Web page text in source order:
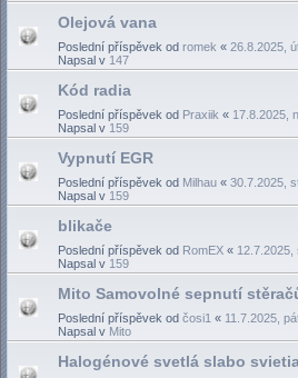
Olejová vana
Poslední příspěvek od romek « 26.8.2025,
Napsal v 147
Kód radia
Poslední příspěvek od Praxiik « 17.8.2025,
Napsal v 159
Vypnutí EGR
Poslední příspěvek od Milhau « 30.7.2025,
Napsal v 159
blikače
Poslední příspěvek od RomEX « 12.7.2025,
Napsal v 159
Mito Samovolné sepnutí
Poslední příspěvek od čosi1 « 11.7.2025,
Napsal v Mito
Halogénové svetlá slabo